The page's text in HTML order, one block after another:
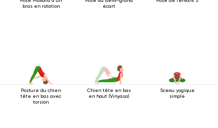
bras en rotation
écart
Posture du chien
tête en bas avec
torsion
Chien tête en bas
en haut (Vinyasa)
Sceau yogique
simple